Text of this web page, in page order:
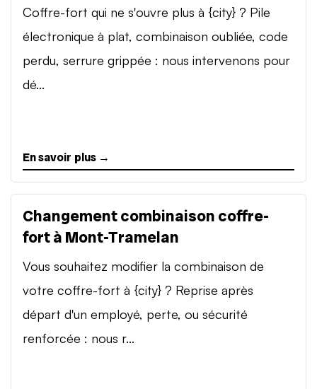
Coffre-fort qui ne s'ouvre plus à {city} ? Pile
électronique à plat, combinaison oubliée, code
perdu, serrure grippée : nous intervenons pour
dé...
En savoir plus →
Changement combinaison coffre-
fort à Mont-Tramelan
Vous souhaitez modifier la combinaison de
votre coffre-fort à {city} ? Reprise après
départ d'un employé, perte, ou sécurité
renforcée : nous r...